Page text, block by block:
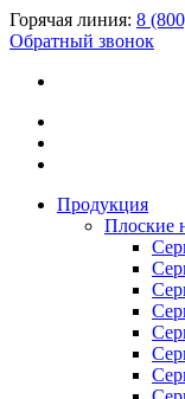
Горячая линия: 8
Обратный звонок
Продукция
Плоские